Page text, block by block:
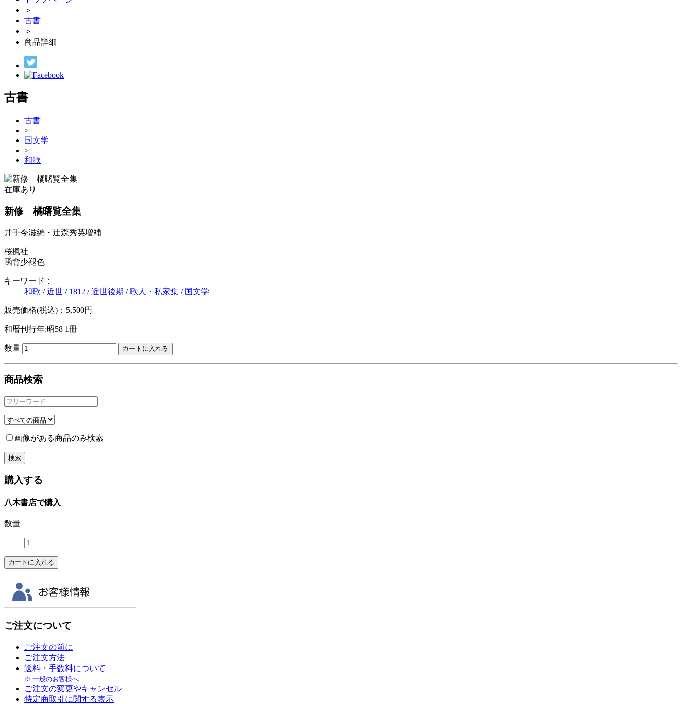
＞
古書
＞
商品詳細
古書
古書
>
国文学
>
和歌
在庫あり
新修 橘曙覧全集
井手今滋編・辻森秀英増補
桜楓社
函背少褪色
キーワード：
和歌 /近世 / 1812 /近世後期 /歌人・私家集 / 国文学
販売価格(税込)：5,500円
和暦刊行年:昭58 1冊
数量
商品検索
画像がある商品のみ検索
購入する
八木書店で購入
数量
ご注文について
ご注文の前に
ご注文方法
送料・手数料について
※ 一般のお客様へ
ご注文の変更やキャンセル
特定商取引に関する表示